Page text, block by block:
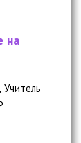
на
Учитель